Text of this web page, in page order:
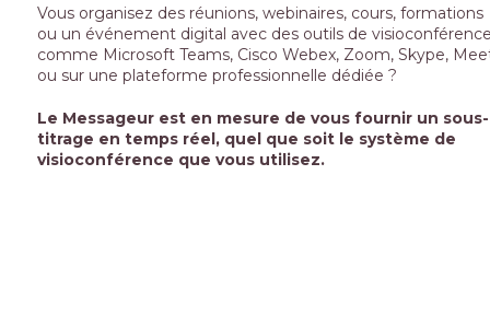
Vous organisez des réunions, webinaires, cours, formations
ou un événement digital avec des outils de
comme Microsoft Teams, Cisco Webex, Zoom, Skype,
ou sur une plateforme professionnelle dédiée ?
Le Messageur est en mesure de vous fournir un sous-
titrage en temps réel, quel que soit le système de
visioconférence que vous utilisez.